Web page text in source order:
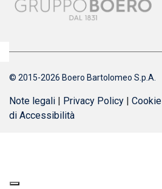
© 2015-2026 Boero Bartolomeo S.p.A.
Note legali | Privacy Policy |
di Accessibilità